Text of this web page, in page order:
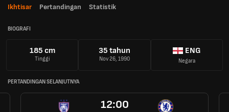
Ikhtisar Pertandingan Statistik
BIOGRAFI
185 cm
Tinggi
35 tahun
Nov 26, 1990
ENG
Negara
PERTANDINGAN SELANJUTNYA
12:00